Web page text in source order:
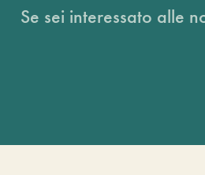
Se sei interessato alle